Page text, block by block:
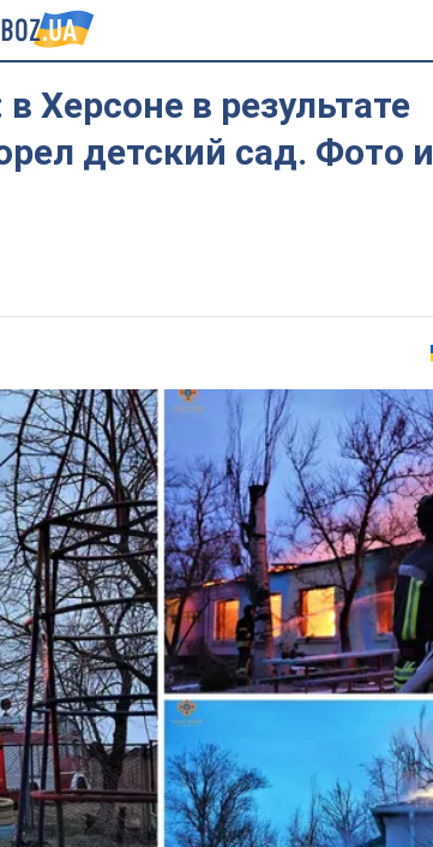
Херсоне в результате
детский сад. Фото и